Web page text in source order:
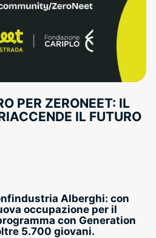
PER ZERONEET: IL
IL FUTURO
Alberghi: con
occupazione per il
con Generation
5.700 giovani.